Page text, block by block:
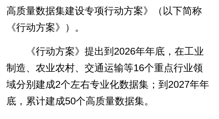
高质量数据集建设专项行动方案》（以下简称
《行动方案》）。
《行动方案》提出到2026年年底，在工业
制造、农业农村、交通运输等16个重点行业领
域分别建成2个左右专业化数据集；到2027年年
底，累计建成50个高质量数据集。